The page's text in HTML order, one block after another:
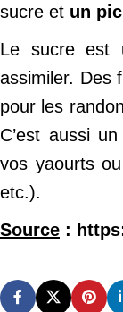
sucre et un
Le sucre est
assimiler. Des
pour les
C’est aussi
vos yaourts
etc.).
Source :